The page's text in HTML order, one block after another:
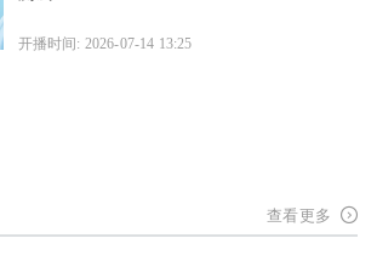
开播时间: 2026-07-14 13:25
查看更多